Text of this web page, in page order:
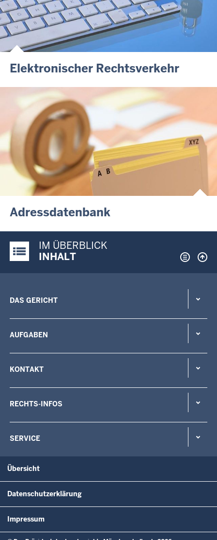
Elektronischer Rechtsverkehr
Adressdatenbank
Justiz-Portal im Überblick:
IM ÜBERBLICK
INHALT
DAS GERICHT
AUFGABEN
KONTAKT
RECHTS-INFOS
SERVICE
Übersicht
Datenschutzerklärung
Impressum